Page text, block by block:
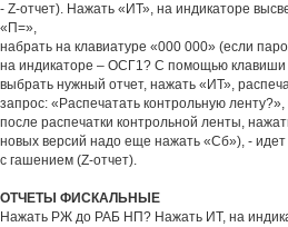
- Z-отчет). Нажать «ИТ», на индикаторе
«П=»,
набрать на клавиатуре «000 000» (если
на индикаторе – ОСГ1? С помощью
выбрать нужный отчет, нажать «ИТ»,
запрос: «Распечатать контрольную
после распечатки контрольной ленты,
новых версий надо еще нажать «Сб»), - идет
с гашением (Z-отчет).
ОТЧЕТЫ ФИСКАЛЬНЫЕ
Нажать РЖ до РАБ НП? Нажать ИТ, на